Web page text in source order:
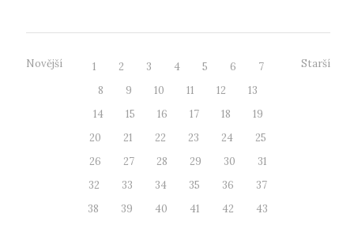
Novější 1 2 3 4 5 6
7
8
9 10 11 12
13
14
15 16 17 18
19
20
21 22 23 24
25
26
27 28 29 30
31
32
33 34 35 36
37
38
39 40 41 42
43
Starší